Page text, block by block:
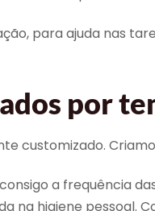
para ajuda nas
por
customizado.
a frequência
na higiene pessoal.